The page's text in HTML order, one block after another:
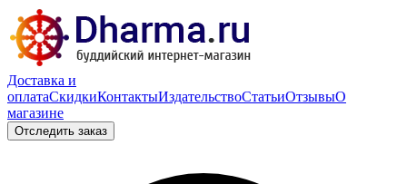
Доставка и
оплатаСкидкиКонтактыИздательствоСтатьиОтзывыО
магазине
Отследить заказ